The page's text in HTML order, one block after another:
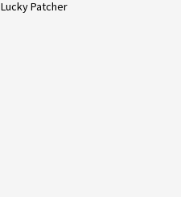
Lucky Patcher